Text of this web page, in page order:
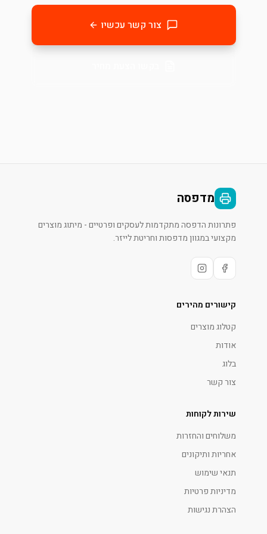
צור קשר עכשיו
מדפסה
פתרונות הדפסה מתקדמות לעסקים ופרטיים - מיתוג מוצרים
מקצועי במגוון מדפסות וחריטת לייזר.
קישורים מהירים
קטלוג מוצרים
אודות
בלוג
צור קשר
שירות לקוחות
משלוחים והחזרות
אחריות ותיקונים
תנאי שימוש
מדיניות פרטיות
הצהרת נגישות